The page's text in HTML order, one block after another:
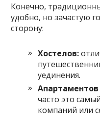
Конечно,
удобно, но зачастую
сторону:
Хостелов:
уединения.
часто это
компаний или